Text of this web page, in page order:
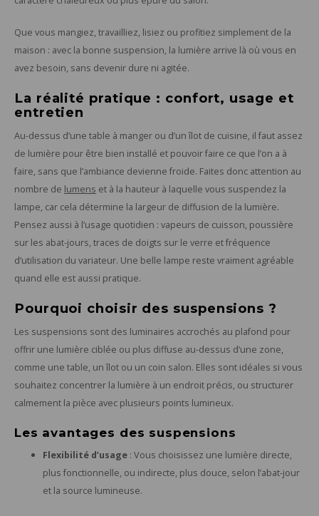
Que vous mangiez, travailliez, lisiez ou profitiez simplement de la
maison : avec la bonne suspension, la lumière arrive là où vous en
avez besoin, sans devenir dure ni agitée.
La réalité pratique : confort, usage et
entretien
Au-dessus d’une table à manger ou d’un îlot de cuisine, il faut assez
de lumière pour être bien installé et pouvoir faire ce que l’on a à
faire, sans que l’ambiance devienne froide. Faites donc attention au
nombre de lumens et à la hauteur à laquelle vous suspendez la
lampe, car cela détermine la largeur de diffusion de la lumière.
Pensez aussi à l’usage quotidien : vapeurs de cuisson, poussière
sur les abat-jours, traces de doigts sur le verre et fréquence
d’utilisation du variateur. Une belle lampe reste vraiment agréable
quand elle est aussi pratique.
Pourquoi choisir des suspensions ?
Les suspensions sont des luminaires accrochés au plafond pour
offrir une lumière ciblée ou plus diffuse au-dessus d’une zone,
comme une table, un îlot ou un coin salon. Elles sont idéales si vous
souhaitez concentrer la lumière à un endroit précis, ou structurer
calmement la pièce avec plusieurs points lumineux.
Les avantages des suspensions
Flexibilité d’usage : Vous choisissez une lumière directe,
plus fonctionnelle, ou indirecte, plus douce, selon l’abat-jour
et la source lumineuse.